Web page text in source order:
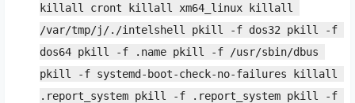
killall cront killall xm64_linux killall
/var/tmp/j/./intelshell pkill -f dos32 pkill -f
dos64 pkill -f .name pkill -f /usr/sbin/dbus
pkill -f systemd-boot-check-no-failures killall
.report_system pkill -f .report_system pkill -f